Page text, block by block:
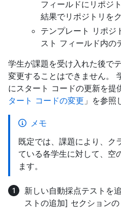
フィールドにリポジ
結果でリポジトリを
テンプレート リポジ
スト フィールド内の
学生が課題を受け入れた後で
変更することはできません。
にスタート コードの更新を提
タート コードの変更 」を参照
メモ
既定では、課題により、ク
ている各学生に対して、空
ます。
新しい自動採点テストを
ストの追加] セクションの